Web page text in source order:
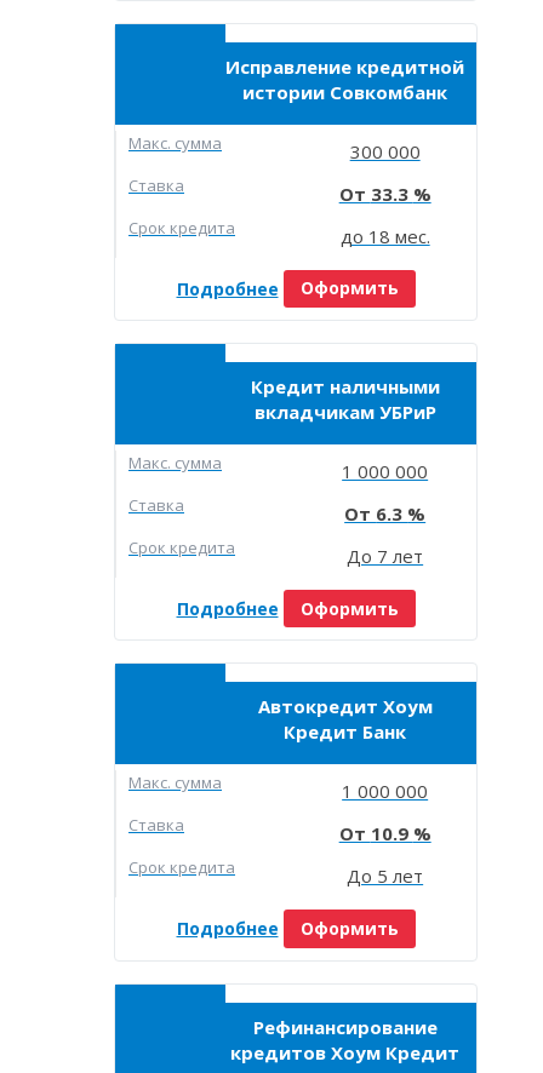
Исправление кредитной
истории Совкомбанк
Макc. сумма 300 000
Ставка 33.3
Срок кредита до 18 мес.
Подробнее Оформить
Кредит наличными
вкладчикам УБРиР
Макc. сумма 1 000 000
Ставка 6.3
Срок кредита До 7 лет
Подробнее Оформить
Автокредит Хоум
Кредит Банк
Макc. сумма 1 000 000
Ставка 10.9
Срок кредита До 5 лет
Подробнее Оформить
Рефинансирование
кредитов Хоум Кредит